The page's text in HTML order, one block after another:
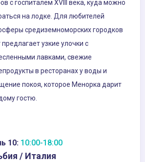
с госпиталем XVIII века, куда можно
на лодке. Для любителей
средиземноморских городков
предлагает узкие улочки с
лавками, свежие
в ресторанах у воды и
покоя, которое Менорка дарит
гостю.
10: 10:00-18:00
/ Италия